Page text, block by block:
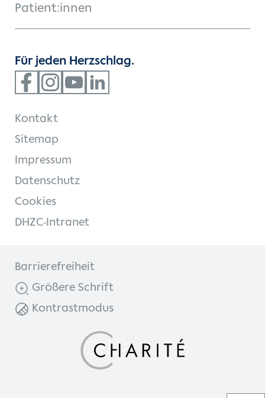
Patient:innen
Für jeden Herzschlag.
Kontakt
Sitemap
Impressum
Datenschutz
Cookies
DHZC-Intranet
Barrierefreiheit
Größere Schrift
Kontrastmodus